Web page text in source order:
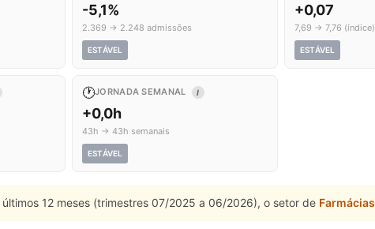
-5,1%
2.369 → 2.248 admissões
ESTÁVEL
+0,07
7,69 → 7,76 (índice)
ESTÁVEL
🕐JORNADA SEMANAL I
+0,0h
43h → 43h semanais
ESTÁVEL
12 meses (trimestres 07/2025 a 06/2026), o setor de Farmácias